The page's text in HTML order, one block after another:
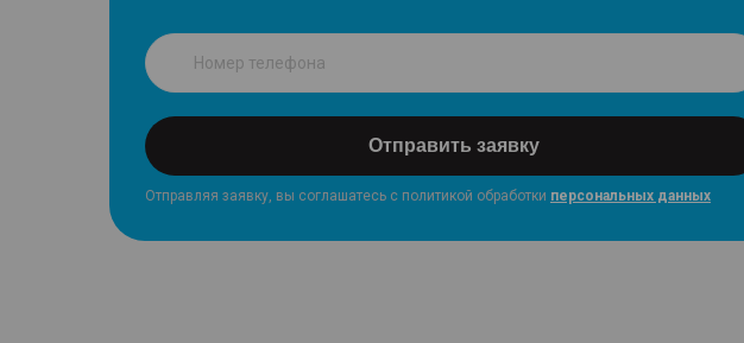
Отправить заявку
Отправляя заявку, вы соглашатесь с политикой обработки персональных данных